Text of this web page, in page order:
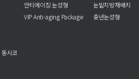
시코
안티에이징 눈성형
VIP Anti-aging Package
눈밑지방재배치
중년눈성형